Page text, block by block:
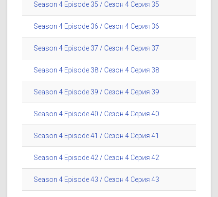
Season 4 Episode 35 / Сезон 4 Серия 35
Season 4 Episode 36 / Сезон 4 Серия 36
Season 4 Episode 37 / Сезон 4 Серия 37
Season 4 Episode 38 / Сезон 4 Серия 38
Season 4 Episode 39 / Сезон 4 Серия 39
Season 4 Episode 40 / Сезон 4 Серия 40
Season 4 Episode 41 / Сезон 4 Серия 41
Season 4 Episode 42 / Сезон 4 Серия 42
Season 4 Episode 43 / Сезон 4 Серия 43